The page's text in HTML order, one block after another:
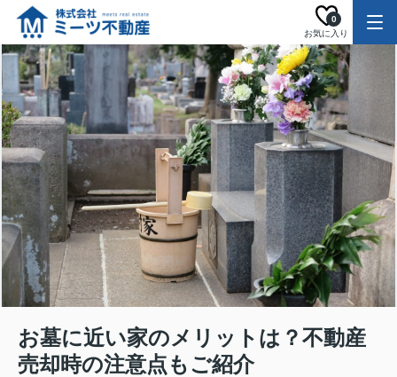
お気に入り
0
お墓に近い家のメリットは？不動産
売却時の注意点もご紹介